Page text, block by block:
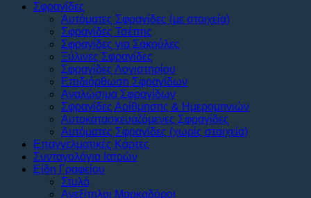
Σφραγίδες
Αυτόματες Σφραγίδες (με στοιχεία)
Σφραγίδες Τσέπης
Σφραγίδες για Σακούλες
Ξύλινες Σφραγίδες
Σφραγίδες Λογιστηρίου
Επιδιόρθωση Σφραγίδων
Αναλώσιμα Σφραγίδων
Σφραγίδες Αρίθμησης & Ημερομηνιών
Αυτοκατασκευαζόμενες Σφραγίδες
Αυτόματες Σφραγίδες (χωρίς στοιχεία)
Επαγγελματικές Κάρτες
Συνταγολόγια Ιατρών
Είδη Γραφείου
Στυλό
Ανεξίτηλοι Μαρκαδόροι